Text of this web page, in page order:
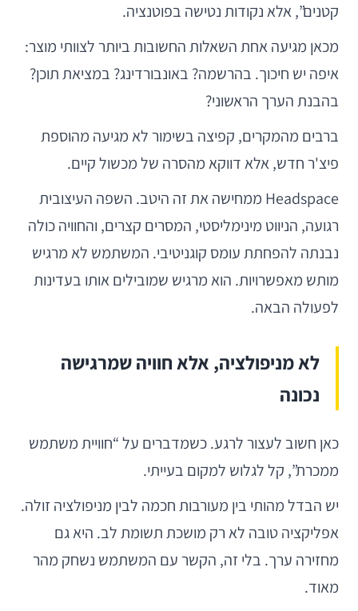
קטנים”, אלא נקודות נטישה בפוטנציה.
מכאן מגיעה אחת השאלות החשובות ביותר לצוותי מוצר:
איפה יש חיכוך. בהרשמה? באונבורדינג? במציאת תוכן?
בהבנת הערך הראשוני?
ברבים מהמקרים, קפיצה בשימור לא מגיעה מהוספת
פיצ'ר חדש, אלא דווקא מהסרה של מכשול קיים.
Headspace ממחישה את זה היטב. השפה העיצובית
רגועה, הניווט מינימליסטי, המסרים קצרים, והחוויה כולה
נבנתה להפחתת עומס קוגניטיבי. המשתמש לא מרגיש
מותש מאפשרויות. הוא מרגיש שמובילים אותו בעדינות
לפעולה הבאה.
לא מניפולציה, אלא חוויה שמרגישה
נכונה
כאן חשוב לעצור לרגע. כשמדברים על “חוויית משתמש
ממכרת”, קל לגלוש למקום בעייתי.
יש הבדל מהותי בין מעורבות חכמה לבין מניפולציה זולה.
אפליקציה טובה לא רק מושכת תשומת לב. היא גם
מחזירה ערך. בלי זה, הקשר עם המשתמש נשחק מהר
מאוד.